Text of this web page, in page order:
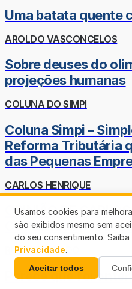
Uma batata quente
AROLDO VASCONCELOS
Sobre deuses do
projeções humanas
COLUNA DO SIMPI
Coluna Simpi –
Reforma Tributária
das Pequenas
CARLOS HENRIQUE
OPINIÃO DE
Os Partidos
RUDINEY PRADO
Parece que foi
Usamos cookies para
são exibidos mesmo sem
do seu consentimento. Saiba
Privacidade.
Aceitar todos